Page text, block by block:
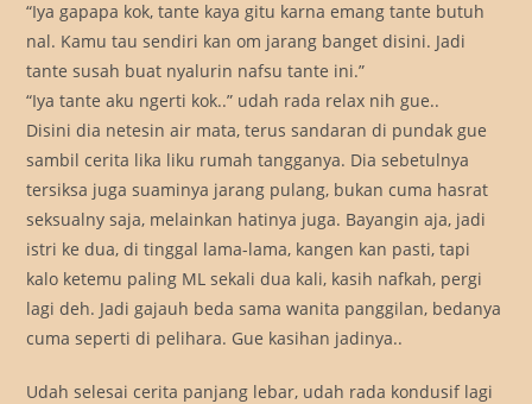
“Iya gapapa kok, tante kaya gitu karna emang tante butuh
nal. Kamu tau sendiri kan om jarang banget disini. Jadi
tante susah buat nyalurin nafsu tante ini.”
“Iya tante aku ngerti kok..” udah rada relax nih gue..
Disini dia netesin air mata, terus sandaran di pundak gue
sambil cerita lika liku rumah tangganya. Dia sebetulnya
tersiksa juga suaminya jarang pulang, bukan cuma hasrat
seksualny saja, melainkan hatinya juga. Bayangin aja, jadi
istri ke dua, di tinggal lama-lama, kangen kan pasti, tapi
kalo ketemu paling ML sekali dua kali, kasih nafkah, pergi
lagi deh. Jadi gajauh beda sama wanita panggilan, bedanya
cuma seperti di pelihara. Gue kasihan jadinya..
Udah selesai cerita panjang lebar, udah rada kondusif lagi